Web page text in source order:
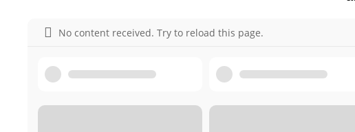
No content received. Try to reload this page.